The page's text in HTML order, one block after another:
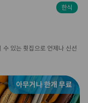
한식
있는 횟집으로 언제나 신선
아무거나 한개 무료